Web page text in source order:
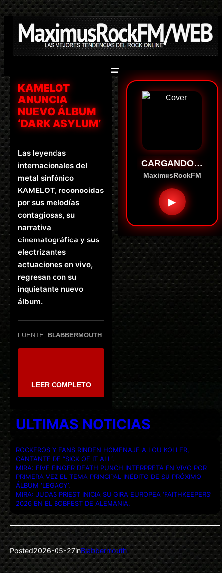
Saltar
al
contenido
KAMELOT
ANUNCIA
NUEVO ÁLBUM
‘DARK ASYLUM’
Las leyendas
internacionales del
metal sinfónico
KAMELOT, reconocidas
por sus melodías
contagiosas, su
narrativa
cinematográfica y sus
electrizantes
actuaciones en vivo,
regresan con su
inquietante nuevo
álbum.
FUENTE: BLABBERMOUTH
LEER COMPLETO
CARGANDO…
MaximusRockFM
▶
ULTIMAS NOTICIAS
ROCKEROS Y FANS RINDEN HOMENAJE A LOU KOLLER,
CANTANTE DE “SICK OF IT ALL”.
MIRA: FIVE FINGER DEATH PUNCH INTERPRETA EN VIVO POR
PRIMERA VEZ EL TEMA PRINCIPAL INÉDITO DE SU PRÓXIMO
ÁLBUM ‘LEGACY’.
MIRA: JUDAS PRIEST INICIA SU GIRA EUROPEA ‘FAITHKEEPERS’
2026 EN EL BOBFEST DE ALEMANIA.
Posted2026-05-27inBlabbermouth